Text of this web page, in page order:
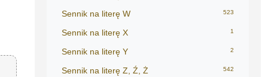
Sennik na literę W 523
Sennik na literę X 1
Sennik na literę Y 2
Sennik na literę Z, Ź, Ż 542